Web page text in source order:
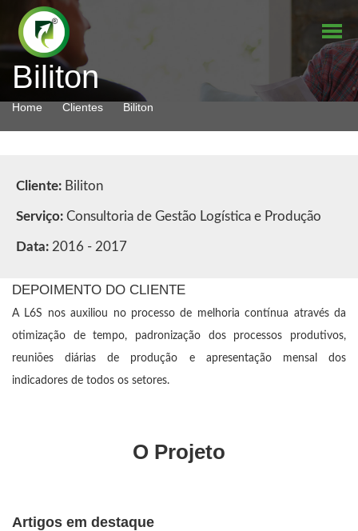
Biliton
Home Clientes Biliton
Cliente: Biliton
Serviço: Consultoria de Gestão Logística e Produção
Data: 2016 - 2017
DEPOIMENTO DO CLIENTE
A L6S nos auxiliou no processo de melhoria contínua através da
otimização de tempo, padronização dos processos produtivos,
reuniões diárias de produção e apresentação mensal dos
indicadores de todos os setores.
O Projeto
Artigos em destaque